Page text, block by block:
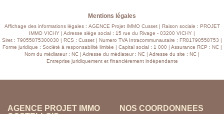
Mentions légales
Affichage des informations légales : AGENCE Projet IMMO Cusset | Raison sociale : PROJET
IMMO VICHY | Adresse siège social : 15 rue du Rivage - 03200 VICHY |
Siret : 79055875300030 | RCS : Cusset | Numero TVA Intracommunautaire : FR81790558753 |
Forme juridique : Société à responsabilité limitée | Capital social : 1 000 | Assurance RCP : NC |
Nom du médiateur : NC | Adresse du médiateur : NC | Adresse du site : NC |
Entreprise juridiquement et financièrement indépendante
AGENCE PROJET IMMO
NOS COORDONNÉES
AGENCE PROJET IMMO
NOS COORDONNÉES